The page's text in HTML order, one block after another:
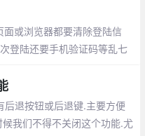
面或浏览器都要清除登陆信
登陆还要手机验证码等乱七
退按钮或后退键.主要方便
我们不得不关闭这个功能.尤